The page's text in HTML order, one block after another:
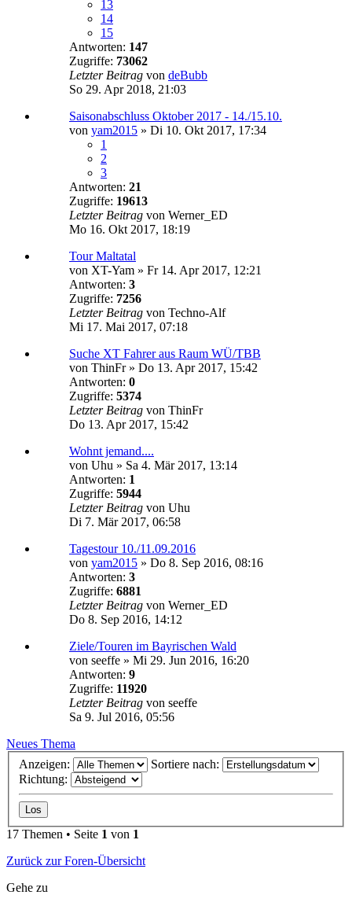
13
14
15
Antworten: 147
Zugriffe: 73062
Letzter Beitrag von deBubb
So 29. Apr 2018, 21:03
Saisonabschluss Oktober 2017 - 14./15.10.
von yam2015 » Di 10. Okt 2017, 17:34
1
2
3
Antworten: 21
Zugriffe: 19613
Letzter Beitrag von Werner_ED
Mo 16. Okt 2017, 18:19
Tour Maltatal
von XT-Yam » Fr 14. Apr 2017, 12:21
Antworten: 3
Zugriffe: 7256
Letzter Beitrag von Techno-Alf
Mi 17. Mai 2017, 07:18
Suche XT Fahrer aus Raum WÜ/TBB
von ThinFr» Do 13. Apr 2017, 15:42
Antworten: 0
Zugriffe: 5374
Letzter Beitrag von ThinFr
Do 13. Apr 2017, 15:42
Wohnt jemand....
von Uhu » Sa 4. Mär 2017, 13:14
Antworten: 1
Zugriffe: 5944
Letzter Beitrag von Uhu
Di 7. Mär 2017, 06:58
Tagestour 10./11.09.2016
von yam2015 » Do 8. Sep 2016, 08:16
Antworten: 3
Zugriffe: 6881
Letzter Beitrag von Werner_ED
Do 8. Sep 2016, 14:12
Ziele/Touren im Bayrischen Wald
von seeffe » Mi 29. Jun 2016, 16:20
Antworten: 9
Zugriffe: 11920
Letzter Beitrag von seeffe
Sa 9. Jul 2016, 05:56
Neues Thema
Anzeigen:
Sortiere nach:
Richtung:
17 Themen • Seite 1 von 1
Zurück zur Foren-Übersicht
Gehe zu